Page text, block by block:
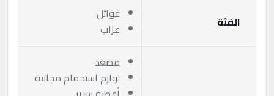
الفئة
عوائل
عزاب
مصعد
لوازم استحمام مجانية